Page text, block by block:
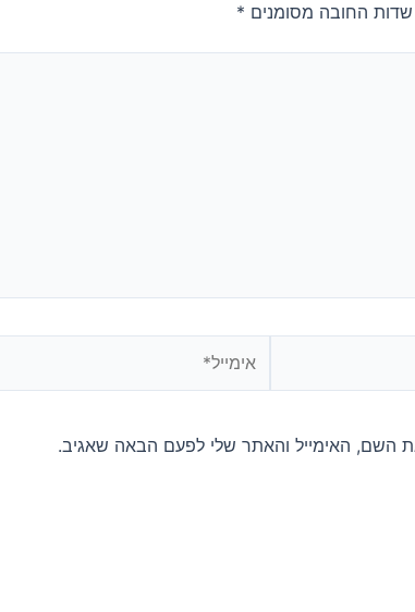
שדות החובה מסומנים *
השם, האימייל והאתר שלי לפעם הבאה שאגיב.